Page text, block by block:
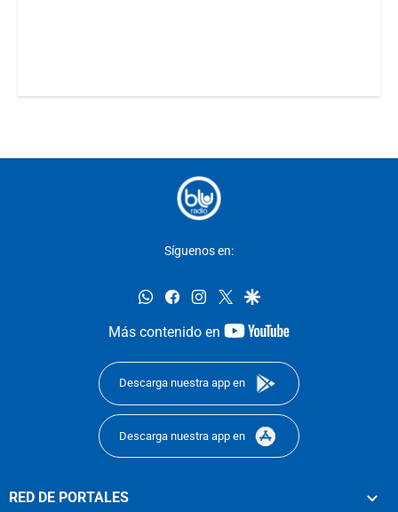
Síguenos en:
whatsappfacebookinstagram
twittergoogle
Más contenido en
youtube-
Descarga nuestra app en
Descarga nuestra app en
RED DE PORTALES